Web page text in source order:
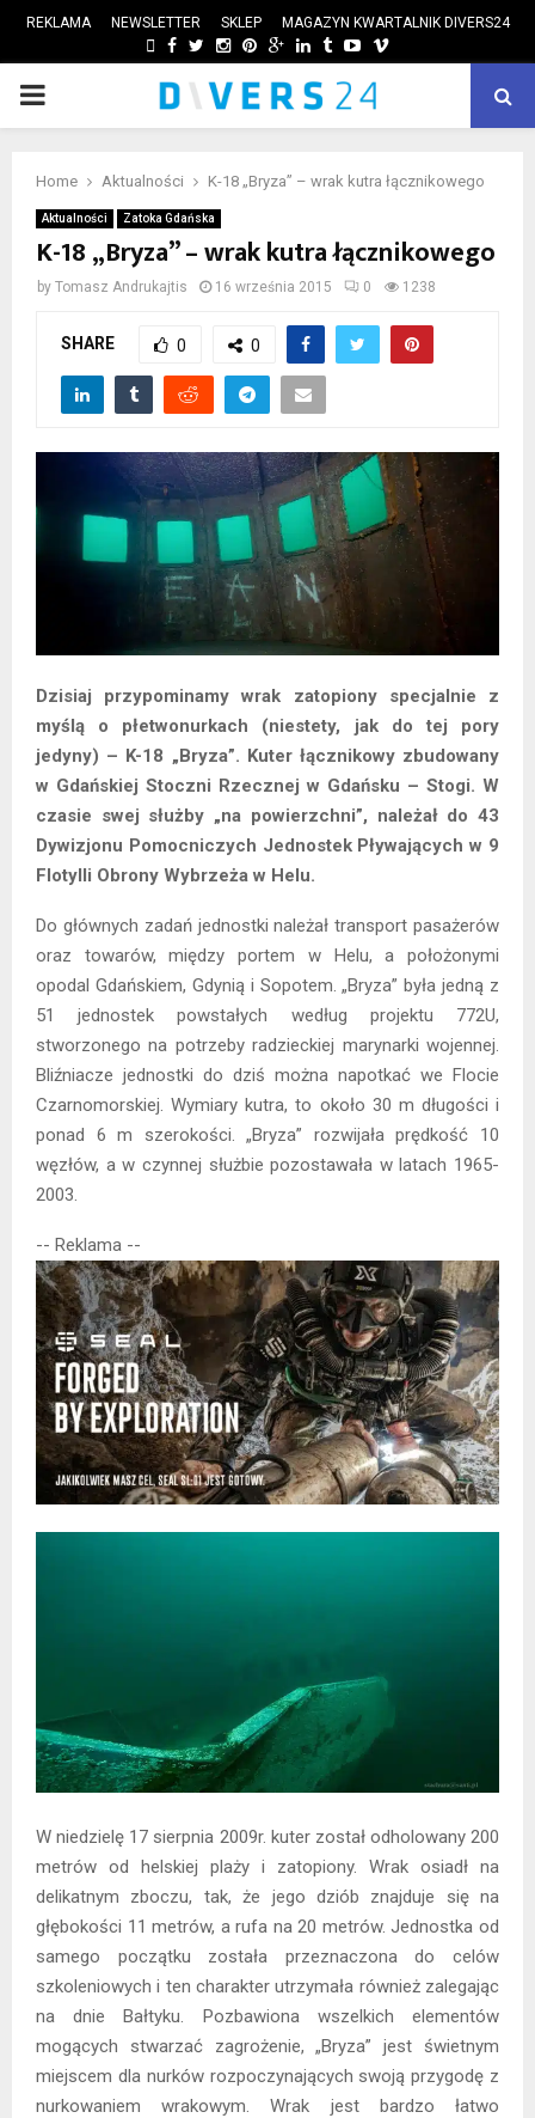
REKLAMA NEWSLETTER SKLEP MAGAZYN KWARTALNIK DIVERS24
FACEBOOK
TWITTER
INSTAGRAM
PINTEREST
GOOGLE
LINKEDIN
TUMBLRYOUTUBE
VIMEO
PRIMARY
Home Aktualności K-18 „Bryza” – wrak kutra łącznikowego
Aktualności Zatoka Gdańska
K-18 „Bryza” – wrak kutra łącznikowego
by Tomasz Andrukajtis 16 września 2015 0 1238
SHARE 0 0
Dzisiaj przypominamy wrak zatopiony specjalnie z
myślą o płetwonurkach (niestety, jak do tej pory
jedyny) – K-18 „Bryza”. Kuter łącznikowy zbudowany
w Gdańskiej Stoczni Rzecznej w Gdańsku – Stogi. W
czasie swej służby „na powierzchni”, należał do 43
Dywizjonu Pomocniczych Jednostek Pływających w 9
Flotylli Obrony Wybrzeża w Helu.
Do głównych zadań jednostki należał transport pasażerów
oraz towarów, między portem w Helu, a położonymi
opodal Gdańskiem, Gdynią i Sopotem. „Bryza” była jedną z
51 jednostek powstałych według projektu 772U,
stworzonego na potrzeby radzieckiej marynarki wojennej.
Bliźniacze jednostki do dziś można napotkać we Flocie
Czarnomorskiej. Wymiary kutra, to około 30 m długości i
ponad 6 m szerokości. „Bryza” rozwijała prędkość 10
węzłów, a w czynnej służbie pozostawała w latach 1965-
2003.
-- Reklama --
W niedzielę 17 sierpnia 2009r. kuter został odholowany 200
metrów od helskiej plaży i zatopiony. Wrak osiadł na
delikatnym zboczu, tak, że jego dziób znajduje się na
głębokości 11 metrów, a rufa na 20 metrów. Jednostka od
samego początku została przeznaczona do celów
szkoleniowych i ten charakter utrzymała również zalegając
na dnie Bałtyku. Pozbawiona wszelkich elementów
mogących stwarzać zagrożenie, „Bryza” jest świetnym
miejscem dla nurków rozpoczynających swoją przygodę z
nurkowaniem wrakowym. Wrak jest bardzo łatwo